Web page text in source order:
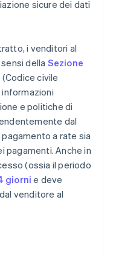
sicure dei dati
i venditori al
della Sezione
(Codice civile
e politiche di
dal
a rate sia
pagamenti. Anche in
(ossia il periodo
giornie deve
venditore al